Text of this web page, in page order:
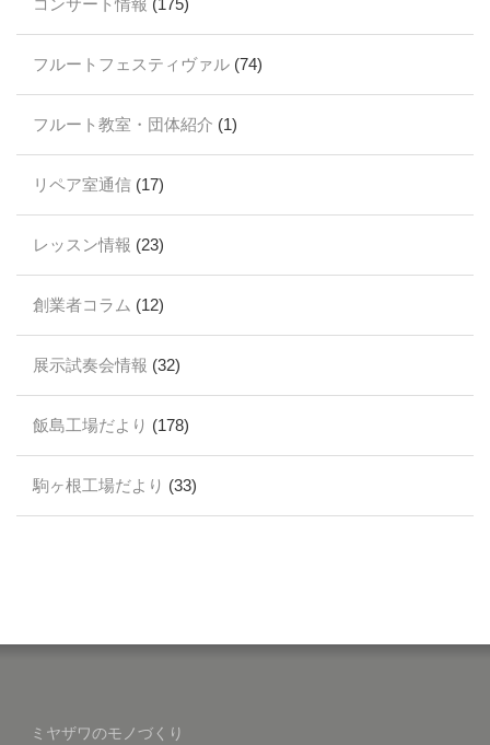
フルートフェスティヴァル (74)
フルート教室・団体紹介 (1)
リペア室通信 (17)
レッスン情報 (23)
創業者コラム (12)
展示試奏会情報 (32)
飯島工場だより (178)
駒ヶ根工場だより (33)
ミヤザワのモノづくり